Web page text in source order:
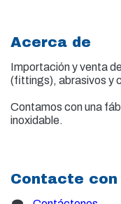
Acerca de
Importación y venta de
(fittings), abrasivos y
Contamos con una
inoxidable.
Contacte